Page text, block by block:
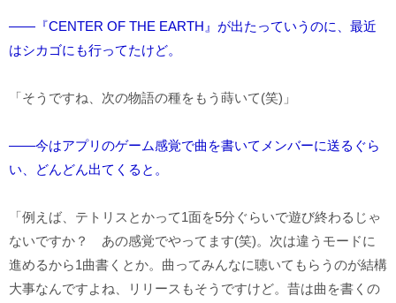
――『CENTER OF THE EARTH』が出たっていうのに、最近
はシカゴにも行ってたけど。
「そうですね、次の物語の種をもう蒔いて(笑)」
――今はアプリのゲーム感覚で曲を書いてメンバーに送るぐら
い、どんどん出てくると。
「例えば、テトリスとかって1面を5分ぐらいで遊び終わるじゃ
ないですか？ あの感覚でやってます(笑)。次は違うモードに
進めるから1曲書くとか。曲ってみんなに聴いてもらうのが結構
大事なんですよね、リリースもそうですけど。昔は曲を書くの